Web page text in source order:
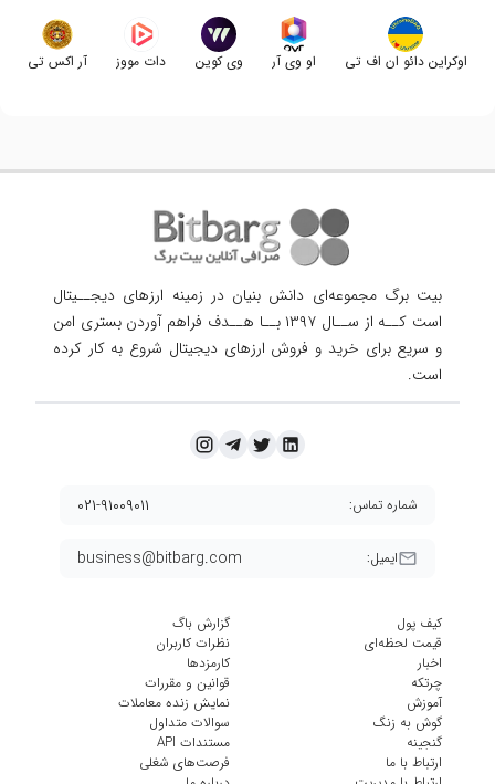
اوکراین دائو ان اف تی او وی آر وی کوین دات مووز آر اکس تی
بیت برگ مجموعه‌ای دانش بنیان در زمینه ارزهای دیجــیتال
است کــه از ســال ۱۳۹۷ بــا هــدف فراهم آوردن
بستری امن
و سریع برای خرید و فروش ارزهای دیجیتال شروع به کار کرده
است.
ایمیل: business@bitbarg.com
شماره تماس: ۰۲۱-۹۱۰۰۹۰۱۱
کیف پول
قیمت لحظه‌ای
اخبار
چرتکه
آموزش
گوش به زنگ
گنجینه
ارتباط با ما
گزارش باگ
نظرات کاربران
کارمزد‌ها
قوانین و مقررات
نمایش زنده معاملات
سوالات متداول
مستندات API
فرصت‌های شغلی